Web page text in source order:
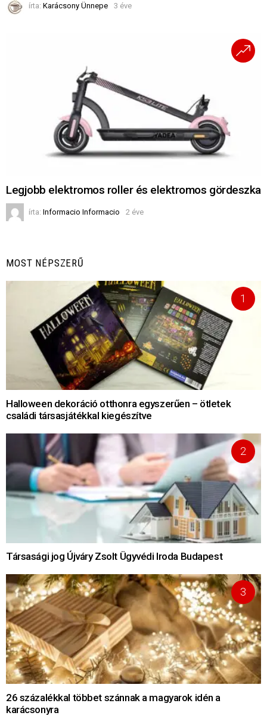
írta: Karácsony Ünnepe 3 éve
Legjobb elektromos roller és elektromos gördeszka
írta: Informacio Informacio 2 éve
MOST NÉPSZERŰ
Halloween dekoráció otthonra egyszerűen – ötletek
családi társasjátékkal kiegészítve
Társasági jog Újváry Zsolt Ügyvédi Iroda Budapest
26 százalékkal többet szánnak a magyarok idén a
karácsonyra